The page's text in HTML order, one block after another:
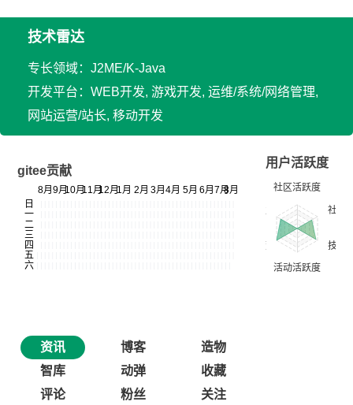
技术雷达
专长领域：J2ME/K-Java
开发平台：WEB开发, 游戏开发, 运维/系统/网络管理,
网站运营/站长, 移动开发
gitee贡献
用户活跃度
资讯 博客
造物
智库
动弹
收藏
评论
粉丝 关注